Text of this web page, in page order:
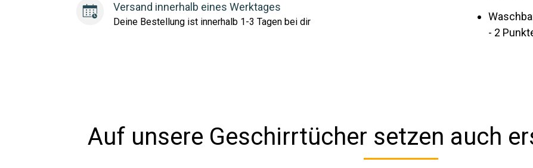
Versand innerhalb eines Werktages
Deine Bestellung ist innerhalb 1-3 Tagen bei dir
- 2
Auf unsere Geschirrtücher setzen auch